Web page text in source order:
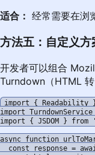
适合： 经常需要在浏
方法五：自定义
开发者可以组合
Turndown（HTML
import { Readability
import
import { JSDOM } from
async function
const response =